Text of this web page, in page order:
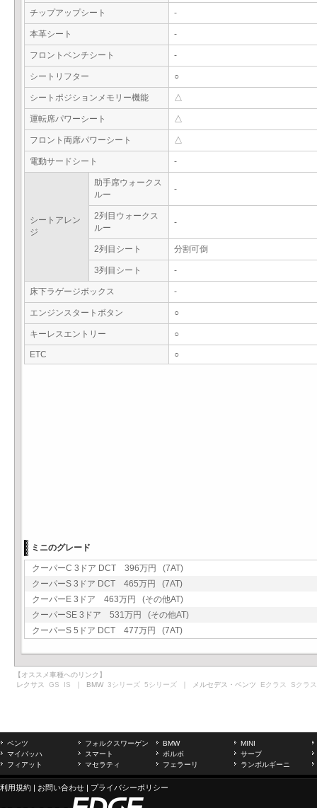
チップアップシート -
本革シート -
フロントベンチシート -
シートリフター ○
シートポジションメモリー機能 △
運転席パワーシート △
フロント両席パワーシート △
電動サードシート -
シートアレン
ジ
助手席ウォークス
ルー
-
2列目ウォークス
ルー
-
2列目シート 分割可倒
3列目シート -
床下ラゲージボックス -
エンジンスタートボタン ○
キーレスエントリー ○
ETC ○
ミニのグレード
クーパーC 3ドア DCT 396万円 (7AT)
クーパーS 3ドア DCT 465万円 (7AT)
クーパーE 3ドア 463万円 (その他AT)
クーパーSE 3ドア 531万円 (その他AT)
クーパーS 5ドア DCT 477万円 (7AT)
【オススメ車種へのリンク】
レクサス GS IS ｜ BMW 3シリーズ 5シリーズ ｜ メルセデス・ベンツ Eクラス Sクラス
ベンツ フォルクスワーゲン BMW
MINI
マイバッハ
スマート ボルボ
サーブ
フィアット
マセラティ フェラーリ ランボルギーニ
利用規約 | お問い合わせ | プライバシーポリシー